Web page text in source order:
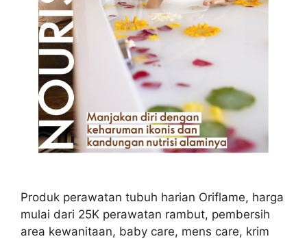
Produk perawatan tubuh harian Oriflame, harga
mulai dari 25K perawatan rambut, pembersih
area kewanitaan, baby care, mens care, krim